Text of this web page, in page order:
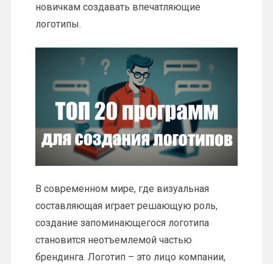
новичкам создавать впечатляющие
логотипы.
В современном мире, где визуальная
составляющая играет решающую роль,
создание запоминающегося логотипа
становится неотъемлемой частью
брендинга. Логотип – это лицо компании,